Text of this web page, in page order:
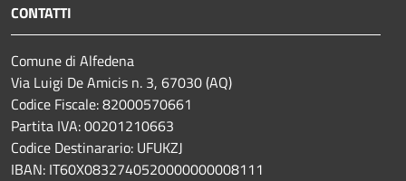
CONTATTI
Comune di Alfedena
Via Luigi De Amicis n. 3, 67030 (AQ)
Codice Fiscale: 82000570661
Partita IVA: 00201210663
Codice Destinarario: UFUKZJ
IBAN: IT60X0832740520000000008111